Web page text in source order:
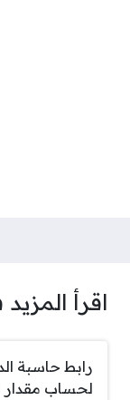
اقرأ
رابط حاسبة
لحساب مقدار